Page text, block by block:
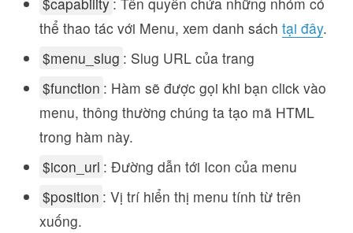
thể thao tác với Menu, xem danh sách tại đây.
$menu_slug : Slug URL của trang
$function : Hàm sẽ được gọi khi bạn click vào
menu, thông thường chúng ta tạo mã HTML
trong hàm này.
$icon_url : Đường dẫn tới Icon của menu
$position : Vị trí hiển thị menu tính từ trên
xuống.